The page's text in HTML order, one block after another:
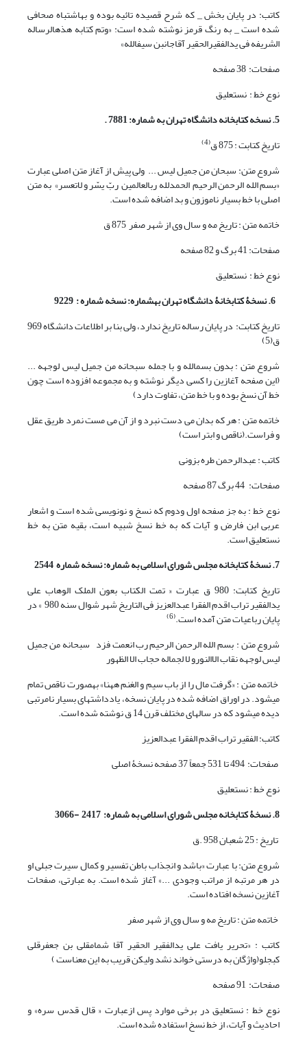
کاتب: در پایان بخش _ که شرح قصیده تائیه بوده و به‏اشتباه صحافی
شده است _ به رنگ قرمز نوشته شده است: «وتم کتابه هذه‏الرساله
الشریفه فی یدالفقیرالحقیر آقاجان‏بن سیف‏الله»
صفحات: 38 صفحه
نوع خط : نستعلیق
5. نسخه کتابخانه دانشگاه تهران به شماره: 7881 .
تاریخ کتابت : 875 ق
(4)
شروع متن: سبحان من جمیل لیس ... ولی پیش از آغاز متن اصلی عبارت
«بسم الله الرحمن الرحیم الحمدلله رب‏العالمین ربّ یسّر و لاتعسر» به متن
اصلی با خط بسیار ناموزون و بد اضافه شده است.
خاتمه متن : تاریخ مه و سال وی از شهر صفر 875 ق
صفحات: 41 برگ و 82 صفحه
نوع خط : نستعلیق
تاریخ کتابت: در پایان رساله تاریخ ندارد، ولی بنا بر اطلاعات دانشگاه 969
ق(5)
شروع متن : بدون بسم‏الله و با جمله سبحانه من جمیل لیس لوجهه ...
(این صفحه آغازین را کسی دیگر نوشته و به مجموعه افزوده است چون
خط آن نسخ بوده و با خط متن، تفاوت دارد)
خاتمه متن : هر که بدان می دست نبرد و از آن می مست نمرد طریق عقل
و فراست.(ناقص و ابتر است)
کاتب : عبدالرحمن طره بزونی
صفحات: 44 برگ 87 صفحه
نوع خط : به جز صفحه اول ودوم که نسخ و نونویسی شده است و اشعار
عربی ابن فارض و آیات که به خط نسخ شبیه است، بقیه متن به خط
نستعلیق است.
7. نسخۀ کتابخانه مجلس شورای اسلامی به شماره: نسخه شماره 2544
تاریخ کتابت: 980 ق عبارت « تمت الکتاب بعون الملک الوهاب علی
یدالفقیر تراب اقدم الفقرا عبدالعزیز فی التاریخ شهر شوال سنه 980 » در
پایان رباعیات متن آمده است.(6)
شروع متن : بسم الله الرحمن الرحیم رب انعمت فزد سبحانه من جمیل
لیس لوجهه نقاب الاالنورو لا لجماله حجاب الا الظهور
خاتمه متن : «گرفت مال را از باب سیم و الغنم ههنا» به‏صورت ناقص تمام
می‏شود. در اوراق اضافه شده در پایان نسخه، یادداشت‏های بسیار نامرتبی
دیده می‏شود که در سال‏های مختلف قرن 14 ق نوشته شده است.
کاتب: الفقیر تراب اقدم الفقرا عبدالعزیز
صفحات: 494 تا 531 جمعاً 37 صفحه نسخۀ اصلی
نوع خط : نستعلیق
8. نسخۀ کتابخانه مجلس شورای اسلامی به شماره: 2417 -3066
تاریخ : 25 شعبان 958 .ق
شروع متن: با عبارت «باشد و انجذاب باطن تفسیر و کمال سیرت جبلی او
در هر مرتبه از مراتب وجودی ...» آغاز شده است. به عبارتی، صفحات
آغازین نسخه افتاده است.
خاتمه متن : تاریخ مه و سال وی از شهر صفر
کاتب : «تحریر یافت علی یدالفقیر الحقیر آقا شمامقلی بن جعفرقلی
کبجلو(واژگان به درستی خواند نشد ولیکن قریب به این معناست )
صفحات: 91 صفحه
نوع خط : نستعلیق در برخی موارد پس ازعبارت « قال قدس سره» و
احادیث و آیات، از خط نسخ استفاده شده است.